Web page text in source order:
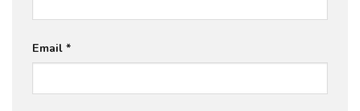
Email *